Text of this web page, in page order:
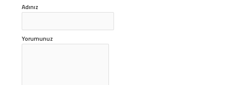
Adınız
Yorumunuz